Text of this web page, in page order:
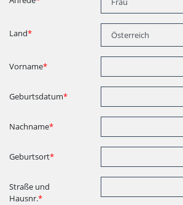
Land*
Vorname*
Geburtsdatum*
Nachname*
Geburtsort*
Straße und
Hausnr.*